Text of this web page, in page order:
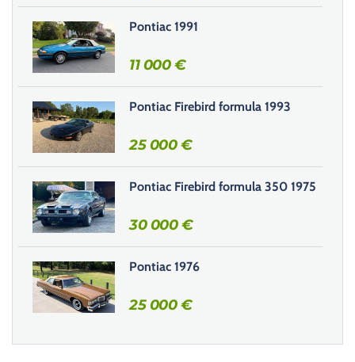
e
c
h
a
m
p
v
i
d
e
.
Pontiac 1991
11 000€
Pontiac Firebird formula 1993
25 000€
Pontiac Firebird formula 350 1975
30 000€
Pontiac 1976
25 000€